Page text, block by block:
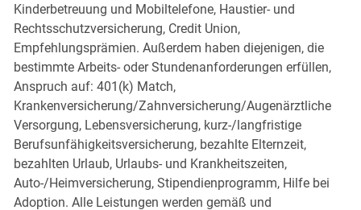
Kinderbetreuung und Mobiltelefone, Haustier- und
Rechtsschutzversicherung, Credit Union,
Empfehlungsprämien. Außerdem haben diejenigen, die
bestimmte Arbeits- oder Stundenanforderungen erfüllen,
Anspruch auf: 401(k) Match,
Krankenversicherung/Zahnversicherung/Augenärztliche
Versorgung, Lebensversicherung, kurz-/langfristige
Berufsunfähigkeitsversicherung, bezahlte Elternzeit,
bezahlten Urlaub, Urlaubs- und Krankheitszeiten,
Auto-/Heimversicherung, Stipendienprogramm, Hilfe bei
Adoption. Alle Leistungen werden gemäß und